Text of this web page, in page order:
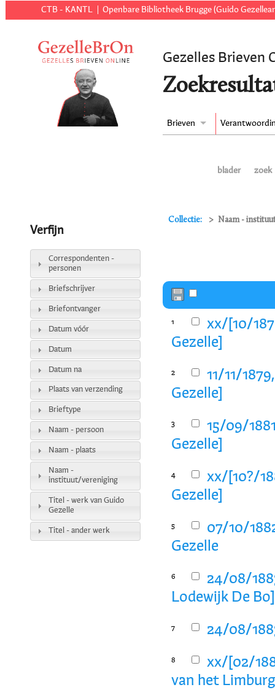
CTB - KANTL Openbare Bibliotheek Brugge (Guido
Gezelles Brieven
Brieven
blader zoek
Collectie: Naam -
1
xx/[10/
Gezelle]
2
11/11/
Gezelle]
3
15/09/
Gezelle]
4
xx/[10?/
Gezelle]
5
07/10/
Gezelle
6
24/08/
Lodewijk De Bo]
7 24/08/
8
xx/[02/
van het
Verfijn
Correspondenten -
personen
Briefschrijver
Briefontvanger
Datum vóór
Datum
Datum na
Plaats van verzending
Brieftype
Naam - persoon
Naam - plaats
Naam -
instituut/vereniging
Titel - werk van Guido
Gezelle
Titel - ander werk